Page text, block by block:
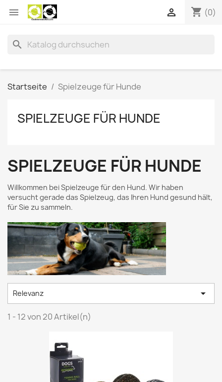
 shopping_cart (0)

search
Startseite Spielzeuge für Hunde
SPIELZEUGE FÜR HUNDE
SPIELZEUGE FÜR HUNDE
Willkommen bei Spielzeuge für den Hund. Wir haben
versucht gerade das Spielzeug, das Ihren Hund gesund hält,
für Sie zu sammeln.
Relevanz 
1 - 12 von 20 Artikel(n)